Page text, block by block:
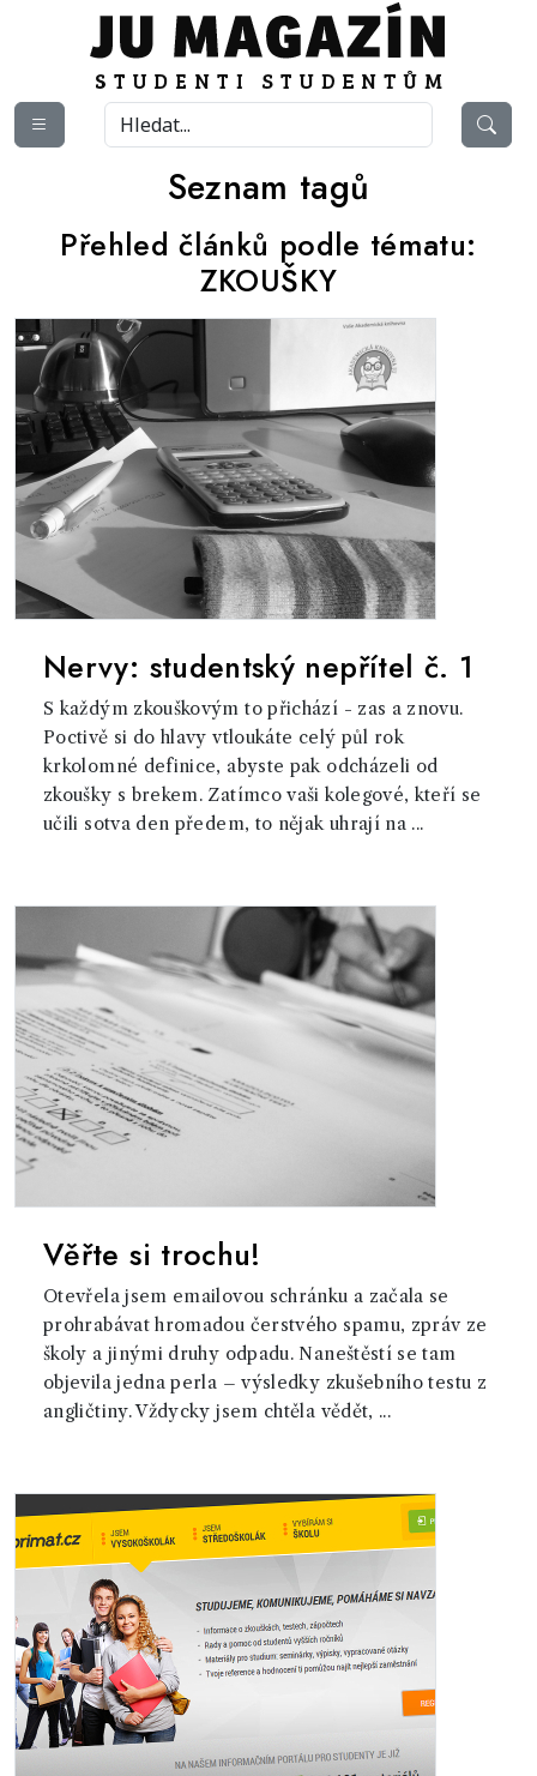
Seznam tagů
Přehled článků podle tématu:
ZKOUŠKY
Nervy: studentský nepřítel č. 1
S každým zkouškovým to přichází - zas a znovu.
Poctivě si do hlavy vtloukáte celý půl rok
krkolomné definice, abyste pak odcházeli od
zkoušky s brekem. Zatímco vaši kolegové, kteří se
učili sotva den předem, to nějak uhrají na ...
Věřte si trochu!
Otevřela jsem emailovou schránku a začala se
prohrabávat hromadou čerstvého spamu, zpráv ze
školy a jinými druhy odpadu. Naneštěstí se tam
objevila jedna perla – výsledky zkušebního testu z
angličtiny. Vždycky jsem chtěla vědět, ...